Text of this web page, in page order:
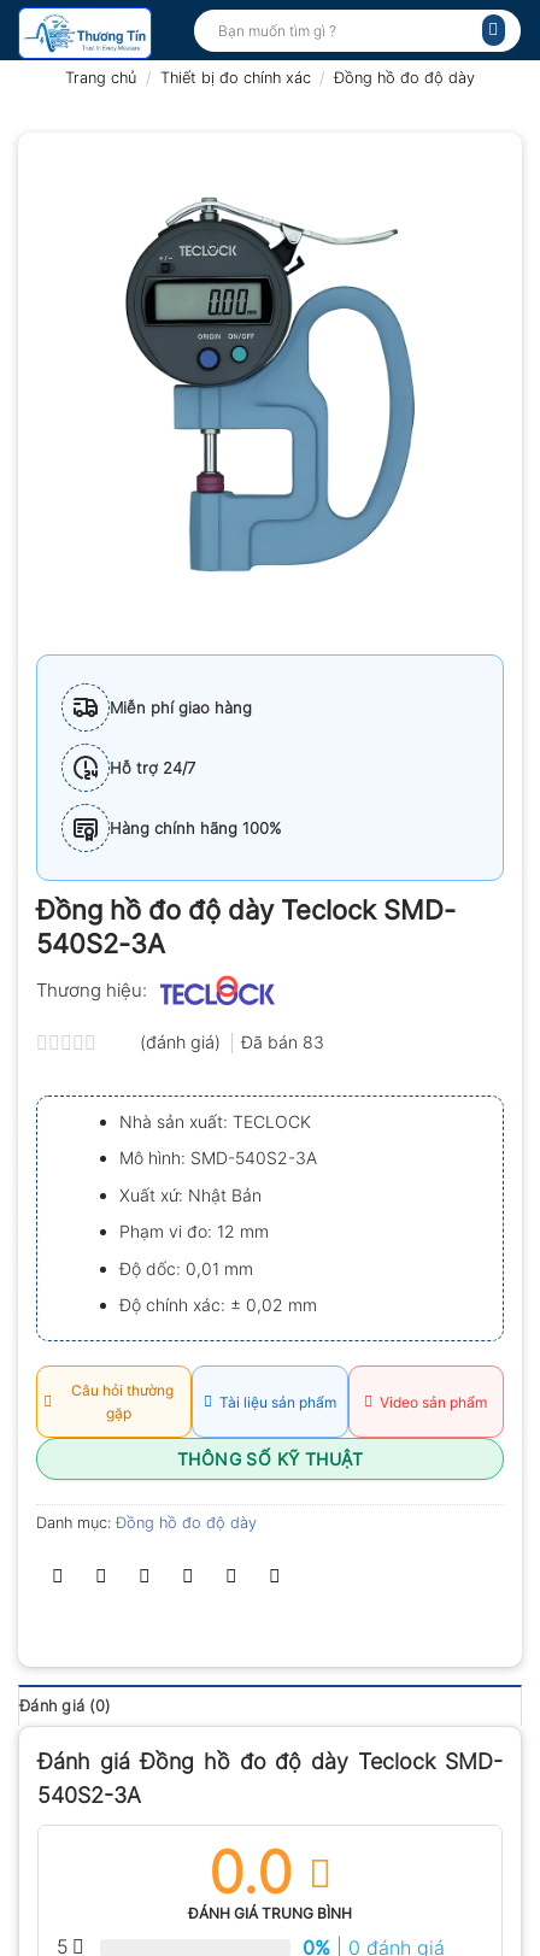
Bỏ
qua
Tìm
kiếm:
Trang chủ / Thiết bị đo chính xác / Đồng hồ đo độ dày
Miễn phí giao hàng
Hỗ trợ 24/7
Hàng chính hãng 100%
Đồng hồ đo độ dày Teclock SMD-
540S2-3A
Thương hiệu:
xếp
hạng
0.0
5
sao
(đánh giá) Đã bán 83
Nhà sản xuất: TECLOCK
Mô hình: SMD-540S2-3A
Xuất xứ: Nhật Bản
Phạm vi đo: 12 mm
Độ dốc: 0,01 mm
Độ chính xác: ± 0,02 mm
Câu hỏi thường
gặp
Tài liệu sản phẩm Video sản phẩm
THÔNG SỐ KỸ THUẬT
Danh mục:Đồng hồ đo độ dày
Đánh giá (0)
Đánh giá Đồng hồ đo độ dày Teclock SMD-
540S2-3A
0.0
ĐÁNH GIÁ TRUNG BÌNH
5 0% | 0 đánh giá